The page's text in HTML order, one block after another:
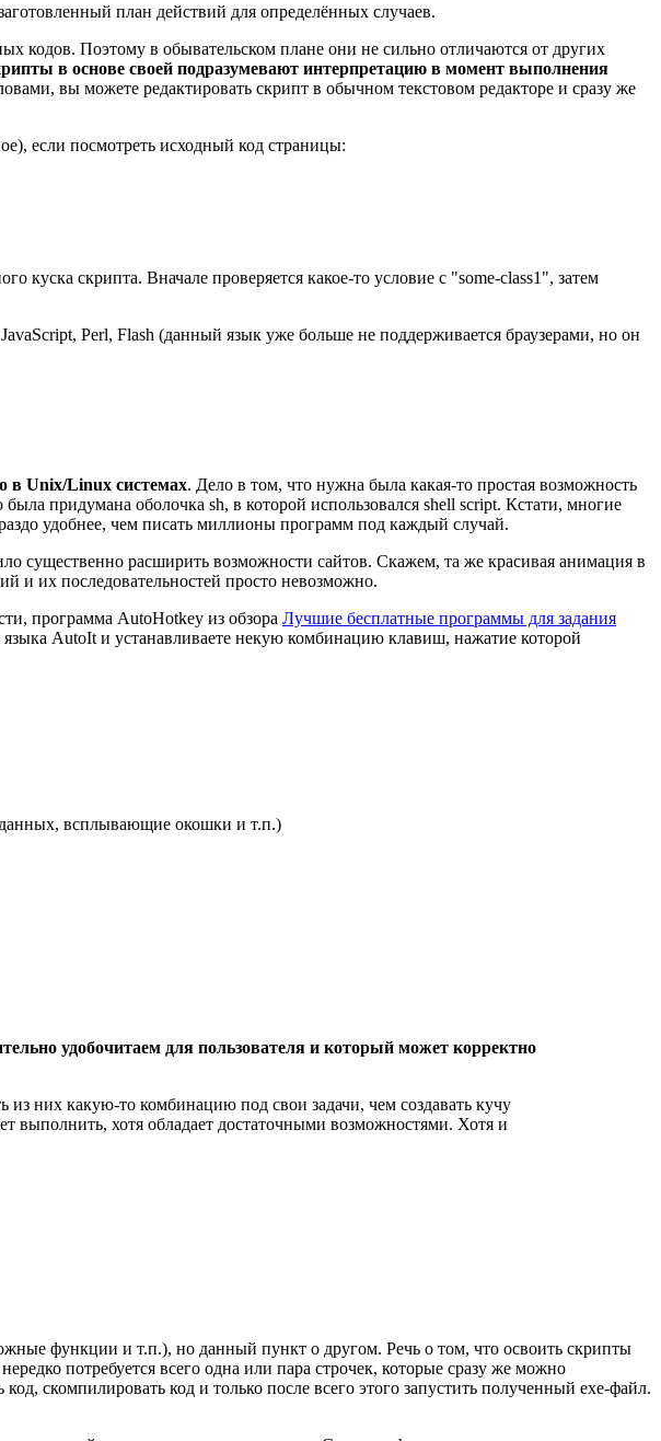
план действий для определённых случаев.
кодов. Поэтому в обывательском плане они не сильно отличаются от других
в основе своей подразумевают интерпретацию в момент выполнения
вы можете редактировать скрипт в обычном текстовом редакторе и сразу же
если посмотреть исходный код страницы:
куска скрипта. Вначале проверяется какое-то условие с "some-class1", затем
Perl, Flash (данный язык уже больше не поддерживается браузерами, но он
в Unix/Linux системах. Дело в том, что нужна была какая-то простая возможность
придумана оболочка sh, в которой использовался shell script. Кстати, многие
удобнее, чем писать миллионы программ под каждый случай.
существенно расширить возможности сайтов. Скажем, та же красивая анимация в
и их последовательностей просто невозможно.
программа AutoHotkey из обзора Лучшие бесплатные программы для задания
AutoIt и устанавливаете некую комбинацию клавиш, нажатие которой
данных, всплывающие окошки и т.п.)
удобочитаем для пользователя и который может корректно
них какую-то комбинацию под свои задачи, чем создавать кучу
выполнить, хотя обладает достаточными возможностями. Хотя и
функции и т.п.), но данный пункт о другом. Речь о том, что освоить скрипты
потребуется всего одна или пара строчек, которые сразу же можно
скомпилировать код и только после всего этого запустить полученный exe-файл.